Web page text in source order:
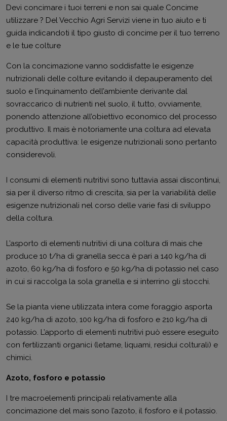
Devi concimare i tuoi terreni e non sai quale Concime
utilizzare ? Del Vecchio Agri Servizi viene in tuo aiuto e ti
guida indicandoti il tipo giusto di concime per il tuo terreno
e le tue colture
Con la concimazione vanno soddisfatte le esigenze
nutrizionali delle colture evitando il depauperamento del
suolo e l’inquinamento dell’ambiente derivante dal
sovraccarico di nutrienti nel suolo, il tutto, ovviamente,
ponendo attenzione all’obiettivo economico del processo
produttivo. Il mais è notoriamente una coltura ad elevata
capacità produttiva: le esigenze nutrizionali sono pertanto
considerevoli.
I consumi di elementi nutritivi sono tuttavia assai discontinui,
sia per il diverso ritmo di crescita, sia per la variabilità delle
esigenze nutrizionali nel corso delle varie fasi di sviluppo
della coltura.
L’asporto di elementi nutritivi di una coltura di mais che
produce 10 t/ha di granella secca è pari a 140 kg/ha di
azoto, 60 kg/ha di fosforo e 50 kg/ha di potassio nel caso
in cui si raccolga la sola granella e si interrino gli stocchi.
Se la pianta viene utilizzata intera come foraggio asporta
240 kg/ha di azoto, 100 kg/ha di fosforo e 210 kg/ha di
potassio. L’apporto di elementi nutritivi può essere eseguito
con fertilizzanti organici (letame, liquami, residui colturali) e
chimici.
Azoto, fosforo e potassio
I tre macroelementi principali relativamente alla
concimazione del mais sono l’azoto, il fosforo e il potassio.